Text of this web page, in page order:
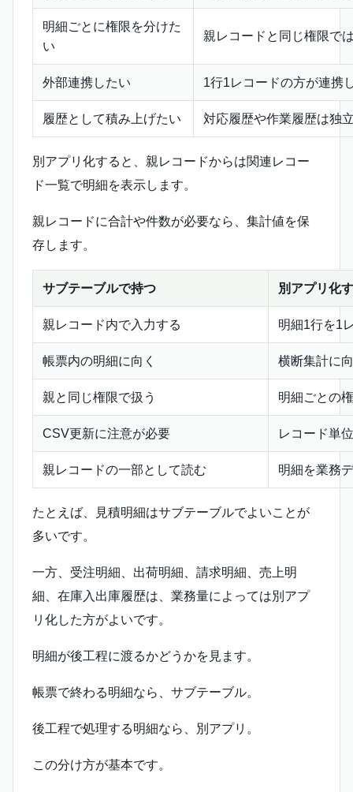
明細ごとに権限を分けた
い
親レコードと同じ権限で
外部連携したい 1行1レコードの方が連携
履歴として積み上げたい 対応履歴や作業履歴は独
別アプリ化すると、親レコードからは関連レコー
ド一覧で明細を表示します。
親レコードに合計や件数が必要なら、集計値を保
存します。
サブテーブルで持つ 別アプリ化
親レコード内で入力する 明細1行を1
帳票内の明細に向く 横断集計に
親と同じ権限で扱う 明細ごとの
CSV更新に注意が必要 レコード単
親レコードの一部として読む 明細を業務
たとえば、見積明細はサブテーブルでよいことが
多いです。
一方、受注明細、出荷明細、請求明細、売上明
細、在庫入出庫履歴は、業務量によっては別アプ
リ化した方がよいです。
明細が後工程に渡るかどうかを見ます。
帳票で終わる明細なら、サブテーブル。
後工程で処理する明細なら、別アプリ。
この分け方が基本です。